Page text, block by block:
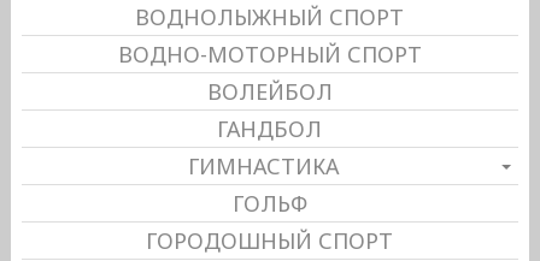
ВОДНОЛЫЖНЫЙ СПОРТ
ВОДНО-МОТОРНЫЙ СПОРТ
ВОЛЕЙБОЛ
ГАНДБОЛ
ГИМНАСТИКА
ГОЛЬФ
ГОРОДОШНЫЙ СПОРТ